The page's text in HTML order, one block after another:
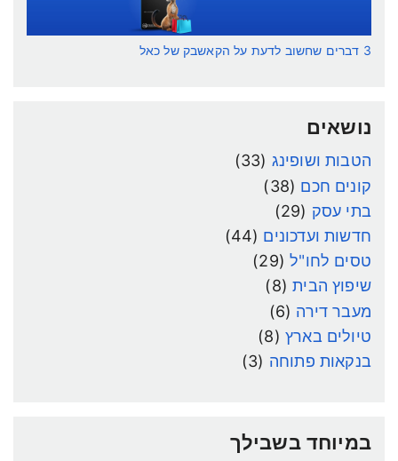
3 דברים שחשוב לדעת על הקאשבק של כאל
נושאים
הטבות ושופינג (33)
קונים חכם (38)
בתי עסק (29)
חדשות ועדכונים (44)
טסים לחו"ל(29)
שיפוץ הבית(8)
מעבר דירה (6)
טיולים בארץ(8)
בנקאות פתוחה (3)
במיוחד בשבילך